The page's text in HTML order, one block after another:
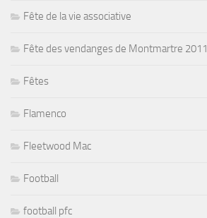
Fête de la vie associative
Fête des vendanges de Montmartre 2011
Fêtes
Flamenco
Fleetwood Mac
Football
football pfc